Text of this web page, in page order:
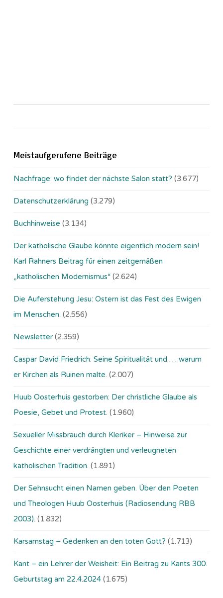
Meistaufgerufene Beiträge
Nachfrage: wo findet der nächste Salon statt? (3.677)
Datenschutzerklärung (3.279)
Buchhinweise (3.134)
Der katholische Glaube könnte eigentlich modern sein!
Karl Rahners Beitrag für einen zeitgemäßen
„katholischen Modernismus“ (2.624)
Die Auferstehung Jesu: Ostern ist das Fest des Ewigen
im Menschen. (2.556)
Newsletter (2.359)
Caspar David Friedrich: Seine Spiritualität und … warum
er Kirchen als Ruinen malte. (2.007)
Huub Oosterhuis gestorben: Der christliche Glaube als
Poesie, Gebet und Protest. (1.960)
Sexueller Missbrauch durch Kleriker – Hinweise zur
Geschichte einer verdrängten und verleugneten
katholischen Tradition. (1.891)
Der Sehnsucht einen Namen geben. Über den Poeten
und Theologen Huub Oosterhuis (Ra­dio­sen­dung RBB
2003). (1.832)
Karsamstag – Gedenken an den toten Gott? (1.713)
Kant – ein Lehrer der Weisheit: Ein Beitrag zu Kants 300.
Geburtstag am 22.4.2024 (1.675)